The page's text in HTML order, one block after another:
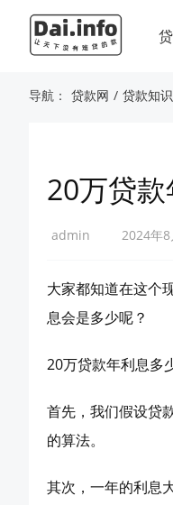
导航： 贷款网 / 贷款知识
20万贷
admin 2024年8
大家都知道在这个
息会是多少呢？
20万贷款年利息多
首先，我们假设贷
的算法。
其次，一年的利息